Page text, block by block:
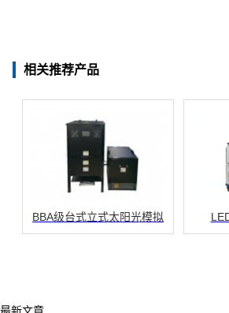
相关推荐产品
BBA级台式立式太阳光模拟